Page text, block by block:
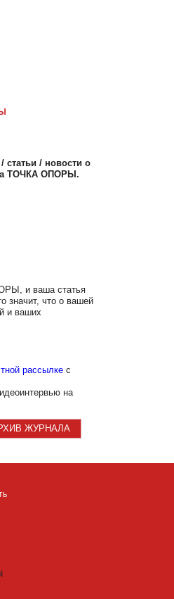
статьи / новости о
ТОЧКА ОПОРЫ.
и ваша статья
значит, что о вашей
и ваших
рассылке с
на
ЖУРНАЛА